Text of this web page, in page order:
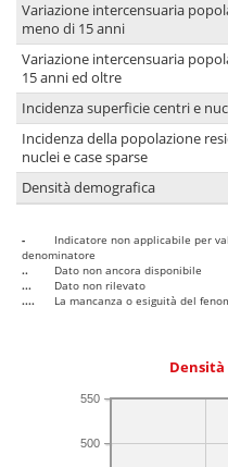
Variazione intercensuaria
meno di 15 anni
Variazione intercensuaria
15 anni ed oltre
Incidenza superficie centri e
Incidenza della popolazione
nuclei e case sparse
Densità demografica
-
Indicatore non applicabile per
denominatore
..
Dato non ancora disponibile
...
Dato non rilevato
....
La mancanza o esiguità del
500
550